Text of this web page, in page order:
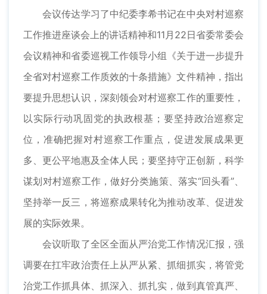
会议传达学习了中纪委李希书记在中央对村巡察
工作推进座谈会上的讲话精神和11月22日省委常委会
会议精神和省委巡视工作领导小组《关于进一步提升
全省对村巡察工作质效的十条措施》文件精神，指出
要提升思想认识，深刻领会对村巡察工作的重要性，
以实际行动巩固党的执政根基；要坚持政治巡察定
位，准确把握对村巡察工作重点，促进发展成果更
多、更公平地惠及全体人民；要坚持守正创新，科学
谋划对村巡察工作，做好分类施策、落实“回头看”、
坚持举一反三，将巡察成果转化为推动改革、促进发
展的实际效果。
会议听取了全区全面从严治党工作情况汇报，强
调要在扛牢政治责任上从严从紧、抓细抓实，将管党
治党工作抓具体、抓深入、抓扎实，做到真管真严、